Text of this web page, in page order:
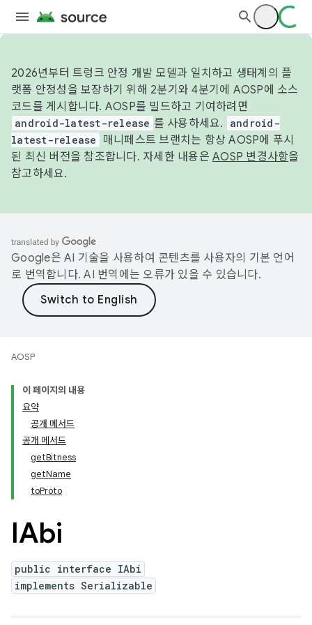
2026년부터 트렁크 안정 개발 모델과 일치하고 생태계의 플
랫폼 안정성을 보장하기 위해 2분기와 4분기에 AOSP에 소스
코드를 게시합니다. AOSP를 빌드하고 기여하려면
android-latest-release 를 사용하세요.
android-
latest-release
매니페스트 브랜치는 항상 AOSP에 푸시
된 최신 버전을 참조합니다. 자세한 내용은 AOSP 변경사항을
참고하세요.
Google은 AI 기술을 사용하여 콘텐츠를 사용자의 기본 언어
로 번역합니다. AI 번역에는 오류가 있을 수 있습니다.
AOSP
이 페이지의 내용
요약
공개 메서드
공개 메서드
getBitness
getName
toProto
IAbi
public interface IAbi
implements Serializable